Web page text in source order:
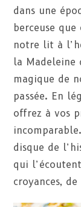
dans une
berceuse
notre lit à
la Madeleine
magique de
passée. En
offrez à vos
disque de
qui
croyances,